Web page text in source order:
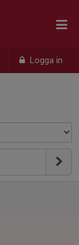
Logga in